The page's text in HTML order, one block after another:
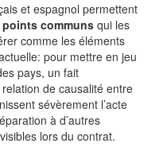
et espagnol permettent
communs qui les
comme les éléments
pour mettre en jeu
pays, un fait
de causalité entre
sévèrement l’acte
à d’autres
lors du contrat.